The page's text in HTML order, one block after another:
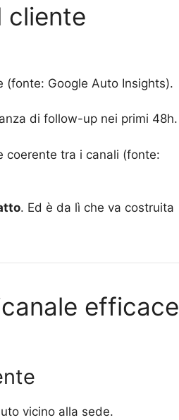
cliente
(fonte: Google Auto Insights).
di follow-up nei primi 48h.
coerente tra i canali (fonte:
. Ed è da lì che va costruita
efficace
vicino alla sede.